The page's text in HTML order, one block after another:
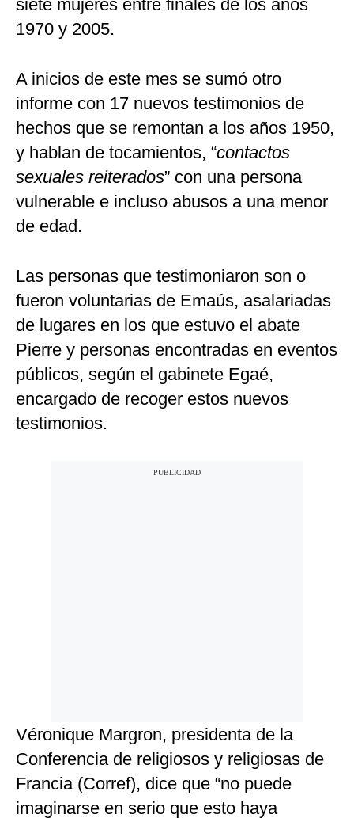
siete mujeres entre finales de los años
1970 y 2005.
A inicios de este mes se sumó otro
informe con 17 nuevos testimonios de
hechos que se remontan a los años 1950,
y hablan de tocamientos, “contactos
sexuales reiterados” con una persona
vulnerable e incluso abusos a una menor
de edad.
Las personas que testimoniaron son o
fueron voluntarias de Emaús, asalariadas
de lugares en los que estuvo el abate
Pierre y personas encontradas en eventos
públicos, según el gabinete Egaé,
encargado de recoger estos nuevos
testimonios.
Véronique Margron, presidenta de la
Conferencia de religiosos y religiosas de
Francia (Corref), dice que “no puede
imaginarse en serio que esto haya